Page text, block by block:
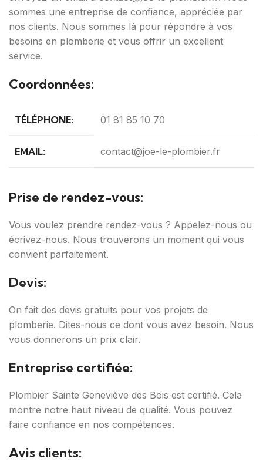
sommes une entreprise de confiance, appréciée par
nos clients. Nous sommes là pour répondre à vos
besoins en plomberie et vous offrir un excellent
service.
Coordonnées:
TÉLÉPHONE: 01 81 85 10 70
EMAIL: contact@joe-le-plombier.fr
Prise de rendez-vous:
Vous voulez prendre rendez-vous ? Appelez-nous ou
écrivez-nous. Nous trouverons un moment qui vous
convient parfaitement.
Devis:
On fait des devis gratuits pour vos projets de
plomberie. Dites-nous ce dont vous avez besoin. Nous
vous donnerons un prix clair.
Entreprise certifiée:
Plombier Sainte Geneviève des Bois est certifié. Cela
montre notre haut niveau de qualité. Vous pouvez
faire confiance en nos compétences.
Avis clients: